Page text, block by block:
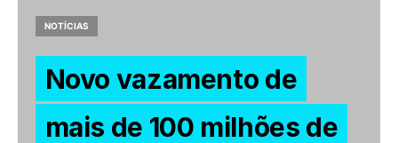
NOTÍCIAS
Novo vazamento de
mais de 100 milhões de